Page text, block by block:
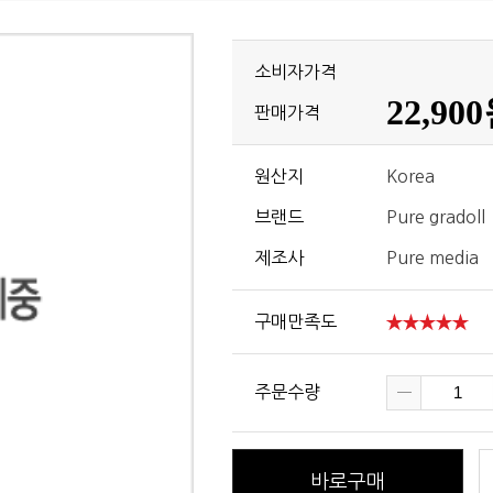
소비자가격
판매가격 22,900
원산지 Korea
브랜드 Pure gradoll
제조사 Pure media
구매만족도
주문수량
바로구매